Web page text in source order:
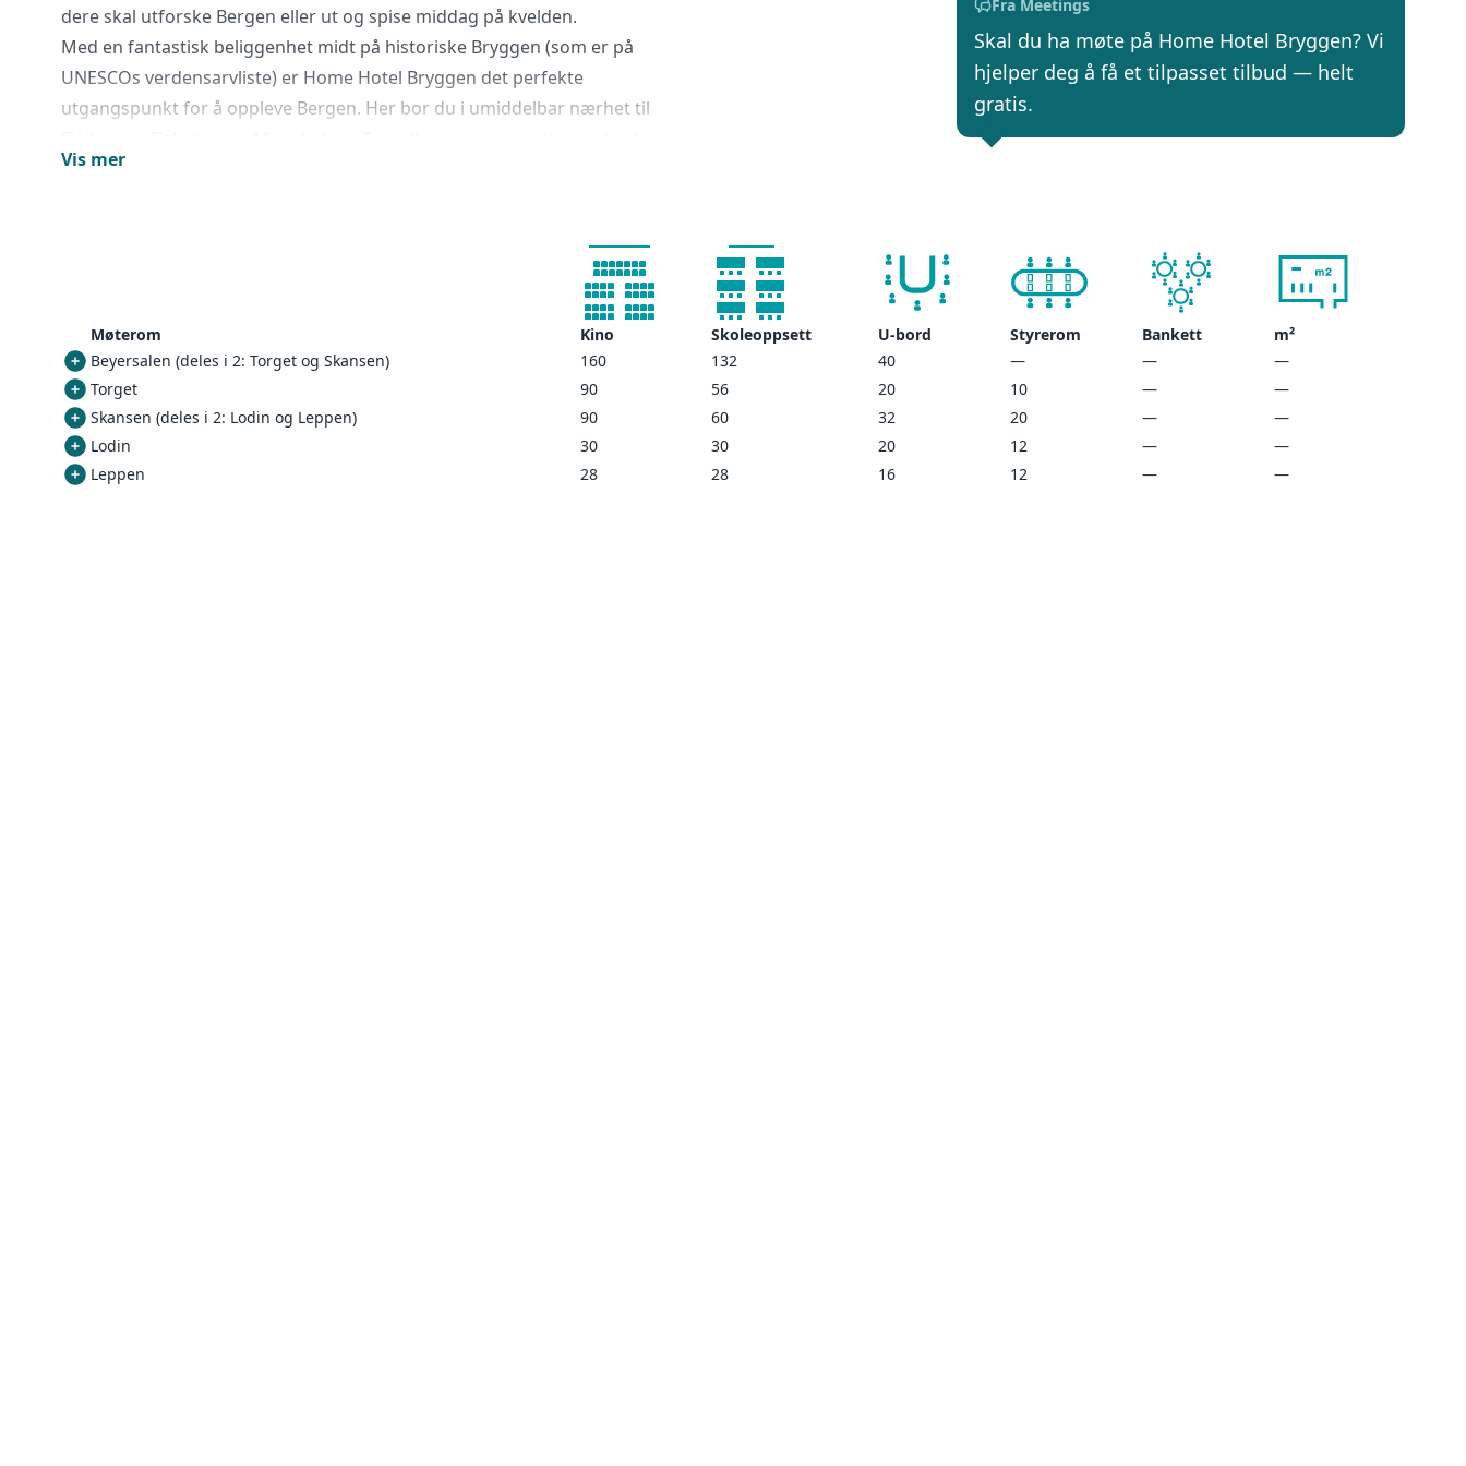
dere skal utforske Bergen eller ut og spise middag på kvelden.
Med en fantastisk beliggenhet midt på historiske Bryggen (som er på
UNESCOs verdensarvliste) er Home Hotel Bryggen det perfekte
utgangspunkt for å oppleve Bergen. Her bor du i umiddelbar nærhet til
shopping og byens rike kulturliv. Hotellet har restaurant, treningsrom og
totalrenoverte, men hotellet har likevel fått beholde sin gamle klassiske og
elegante stil. De flotte medarbeiderne våre gjør alt de kan for å gi deg en
minnerik opplevelse, både på hotellet og i byen. Hotellet har flere
handikaptilpassede rom, og du kan gjerne kontakte oss for mer informasjon
om disse rommene og tilpassede fasiliteter.
På øverste etasje ligger tre riktig så lekre suiter, med utsikt over hele Bergen.
Her er det godt om plassen, og med tilgang til en takterrasse som deles med
de andre suitene. Disse rommene er perfekte for familier eller de som
Vis mer
Fra Meetings
Skal du ha møte på Home Hotel Bryggen? Vi
hjelper deg å få et tilpasset tilbud — helt
gratis.
Møterom Kino Skoleoppsett U-bord Styrerom Bankett
m²
Beyersalen (deles i 2: Torget og Skansen)
160 132 40 — —
—
Torget
90 56 20 10 —
—
Skansen (deles i 2: Lodin og Leppen)
90 60 32 20 —
—
Lodin
30 30 20 12 —
—
Leppen
28 28 16 12 — —